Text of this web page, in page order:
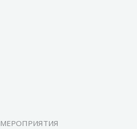
МЕРОПРИЯТИЯ